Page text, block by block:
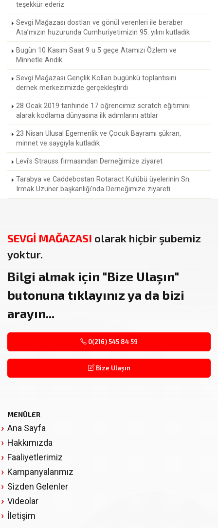
teşekkür ederiz
Sevgi Mağazası dostları ve gönül verenleri ile beraber
Ata’mızın huzurunda Cumhuriyetimizin 95. yılını kutladık
Bugün 10 Kasım Saat 9 u 5 geçe Atamızı Özlem ve
Minnetle Andık
Sevgi Mağazası Gençlik Kolları bugünkü toplantısını
dernek merkezimizde gerçekleştirdi
28 Ocak 2019 tarihinde 17 öğrencimiz scratch eğitimini
alarak kodlama dünyasına ilk adımlarını attılar
23 Nisan Ulusal Egemenlik ve Çocuk Bayramı şükran,
minnet ve saygıyla kutladık
Levi's Strauss firmasından Derneğimize ziyaret
Tarabya ve Caddebostan Rotaract Kulübü üyelerinin Sn.
Irmak Uzuner başkanlığı'nda Derneğimize ziyareti
SEVGİ MAĞAZASI olarak hiçbir şubemiz
yoktur.
Bilgi almak için "Bize Ulaşın"
butonuna tıklayınız ya da bizi
arayın...
0(216) 545 84 59
Bize Ulaşın
MENÜLER
Ana Sayfa
Hakkımızda
Faaliyetlerimiz
Kampanyalarımız
Sizden Gelenler
Videolar
İletişim